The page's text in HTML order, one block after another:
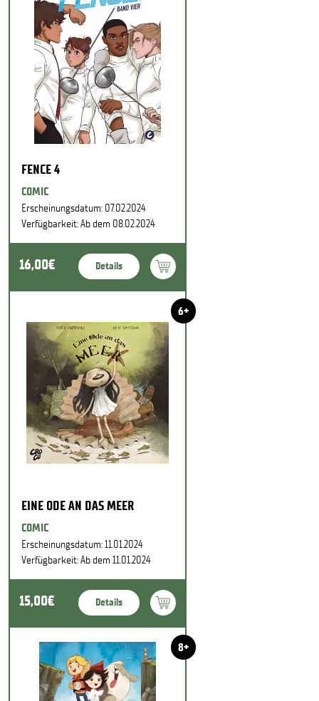
FENCE 4
COMIC
Erscheinungsdatum: 07.02.2024
Verfügbarkeit: Ab dem 08.02.2024
16,00€ Details
6+
EINE ODE AN DAS MEER
COMIC
Erscheinungsdatum: 11.01.2024
Verfügbarkeit: Ab dem 11.01.2024
15,00€ Details
8+